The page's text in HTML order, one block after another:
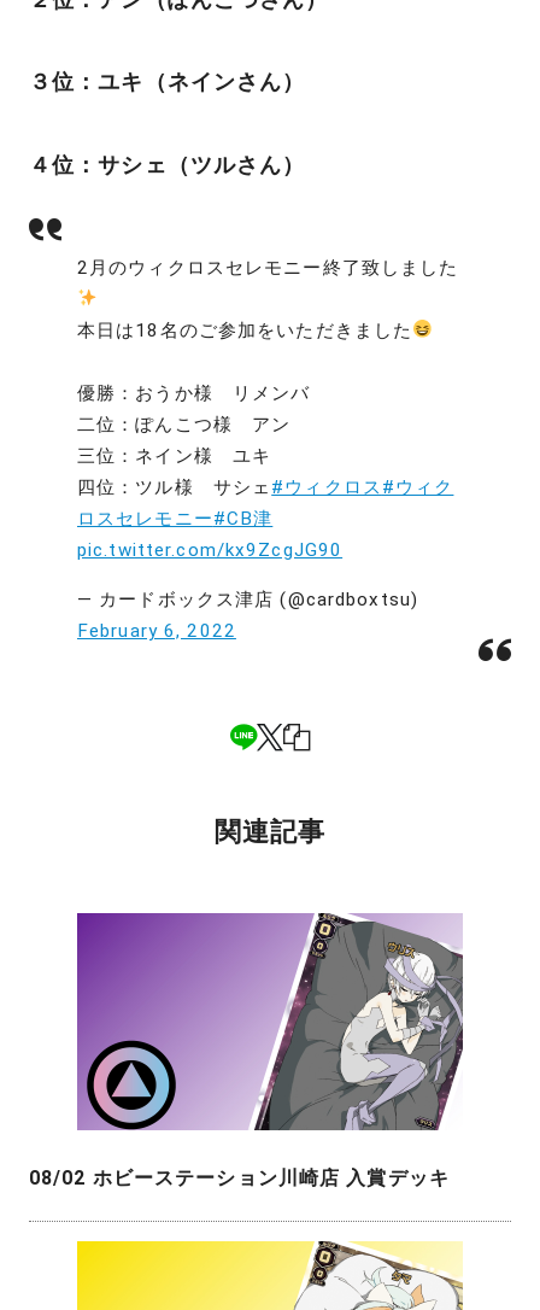
３位：ユキ（ネインさん）
４位：サシェ（ツルさん）
2月のウィクロスセレモニー終了致しました
本日は18名のご参加をいただきました
優勝：おうか様 リメンバ
二位：ぽんこつ様 アン
三位：ネイン様 ユキ
四位：ツル様 サシェ #ウィクロス #ウィク
ロスセレモニー#CB津
pic.twitter.com/kx9ZcgJG90
— カードボックス津店 (@cardboxtsu)
February 6, 2022
関連記事
08/02 ホビーステーション川崎店 入賞デッキ